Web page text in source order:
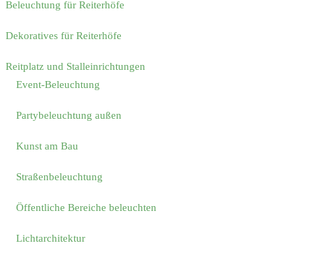
Beleuchtung für Reiterhöfe
Dekoratives für Reiterhöfe
Reitplatz und Stalleinrichtungen
Event-Beleuchtung
Partybeleuchtung außen
Kunst am Bau
Straßenbeleuchtung
Öffentliche Bereiche beleuchten
Lichtarchitektur